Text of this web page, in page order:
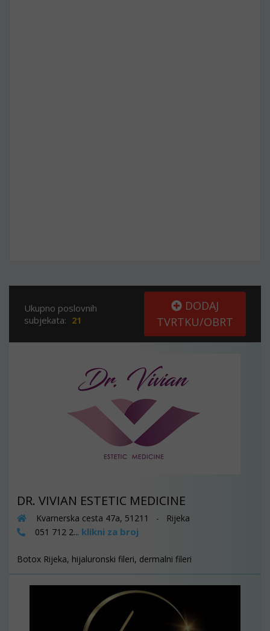
Ukupno poslovnih
subjekata: 21
DODAJ
TVRTKU/OBRT
DR. VIVIAN ESTETIC MEDICINE
Kvarnerska cesta 47a, 51211 - Rijeka
051 712 2... klikni za broj
Botox Rijeka, hijaluronski fileri, dermalni fileri